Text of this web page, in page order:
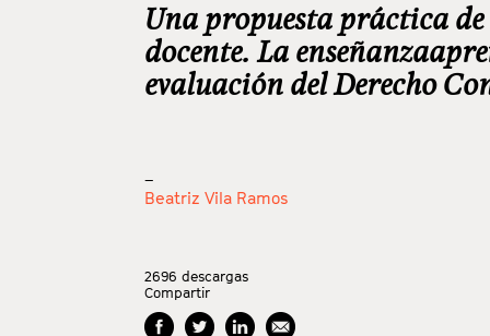
Una propuesta práctica
docente. La
evaluación del Derecho
_
Beatriz Vila Ramos
2696 descargas
Compartir